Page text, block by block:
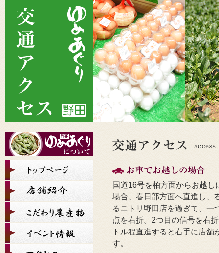
国道16号を柏方面からお越し
場合、春日部方面へ直進し、
るニトリ野田店を過ぎて、一
点を右折。2つ目の信号を右
トル程直進すると右手に店舗
す。